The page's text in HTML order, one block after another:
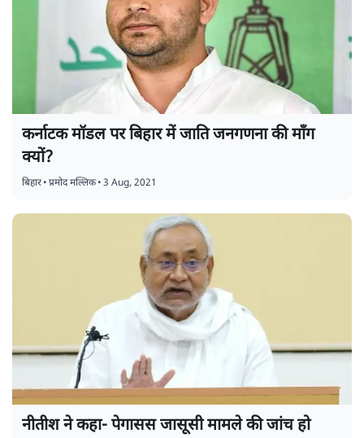
कर्नाटक मॉडल पर बिहार में जाति जनगणना की माँग
क्यों?
बिहार•प्रमोद मल्लिक•3 Aug, 2021
नीतीश ने कहा- पेगासस जासूसी मामले की जांच हो